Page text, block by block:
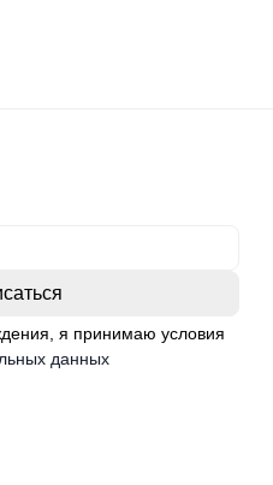
я принимаю условия
данных